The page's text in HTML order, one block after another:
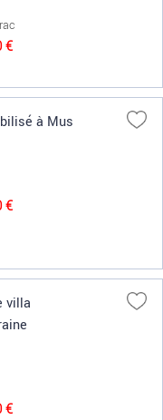
€
à Mus
€
villa
€